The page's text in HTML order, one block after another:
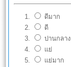
ดีมาก
ดี
ปานกลาง
แย่
แย่มาก